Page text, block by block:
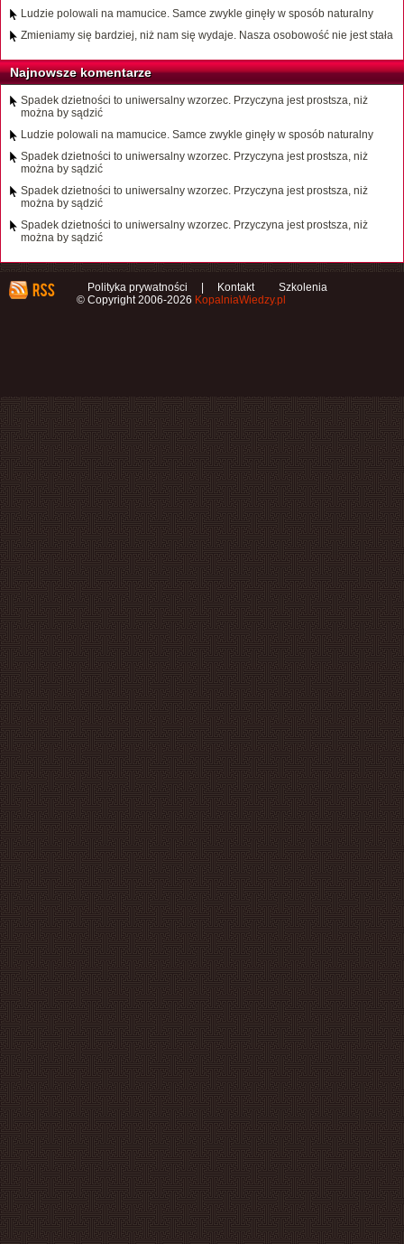
Ludzie polowali na mamucice. Samce zwykle ginęły w sposób naturalny
Zmieniamy się bardziej, niż nam się wydaje. Nasza osobowość nie jest stała
Najnowsze komentarze
Spadek dzietności to uniwersalny wzorzec. Przyczyna jest prostsza, niż
można by sądzić
Ludzie polowali na mamucice. Samce zwykle ginęły w sposób naturalny
Spadek dzietności to uniwersalny wzorzec. Przyczyna jest prostsza, niż
można by sądzić
Spadek dzietności to uniwersalny wzorzec. Przyczyna jest prostsza, niż
można by sądzić
Spadek dzietności to uniwersalny wzorzec. Przyczyna jest prostsza, niż
można by sądzić
Polityka prywatności Kontakt
Szkolenia
© Copyright 2006-2026 KopalniaWiedzy.pl